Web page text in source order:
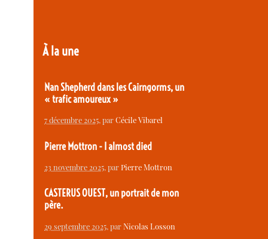
À la une
Nan Shepherd dans les Cairngorms, un
« trafic amoureux »
7 décembre 2025, parCécile Vibarel
Pierre Mottron - I almost died
23 novembre 2025, parPierre Mottron
CASTERUS OUEST, un portrait de mon
père.
29 septembre 2025, parNicolas Losson